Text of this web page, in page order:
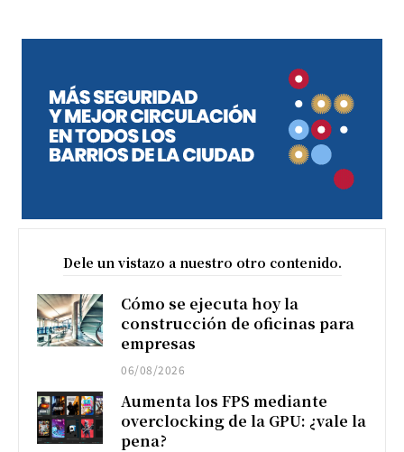
Dele un vistazo a nuestro otro contenido.
Cómo se ejecuta hoy la
construcción de oficinas para
empresas
06/08/2026
Aumenta los FPS mediante
overclocking de la GPU: ¿vale la
pena?